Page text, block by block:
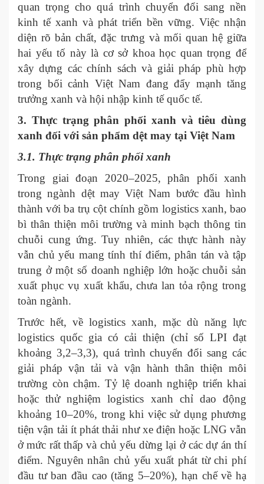
quan trọng cho quá trình chuyển đổi sang nền
kinh tế xanh và phát triển bền vững. Việc nhận
diện rõ bản chất, đặc trưng và mối quan hệ giữa
hai yếu tố này là cơ sở khoa học quan trọng để
xây dựng các chính sách và giải pháp phù hợp
trong bối cảnh Việt Nam đang đẩy mạnh tăng
trưởng xanh và hội nhập kinh tế quốc tế.
3. Thực trạng phân phối xanh và tiêu dùng
xanh đối với sản phẩm dệt may tại Việt Nam
3.1. Thực trạng phân phối xanh
Trong giai đoạn 2020–2025, phân phối xanh
trong ngành dệt may Việt Nam bước đầu hình
thành với ba trụ cột chính gồm logistics xanh, bao
bì thân thiện môi trường và minh bạch thông tin
chuỗi cung ứng. Tuy nhiên, các thực hành này
vẫn chủ yếu mang tính thí điểm, phân tán và tập
trung ở một số doanh nghiệp lớn hoặc chuỗi sản
xuất phục vụ xuất khẩu, chưa lan tỏa rộng trong
toàn ngành.
Trước hết, về logistics xanh, mặc dù năng lực
logistics quốc gia có cải thiện (chỉ số LPI đạt
khoảng 3,2–3,3), quá trình chuyển đổi sang các
giải pháp vận tải và vận hành thân thiện môi
trường còn chậm. Tỷ lệ doanh nghiệp triển khai
hoặc thử nghiệm logistics xanh chỉ dao động
khoảng 10–20%, trong khi việc sử dụng phương
tiện vận tải ít phát thải như xe điện hoặc LNG vẫn
ở mức rất thấp và chủ yếu dừng lại ở các dự án thí
điểm. Nguyên nhân chủ yếu xuất phát từ chi phí
đầu tư ban đầu cao (tăng 5–20%), hạn chế về hạ